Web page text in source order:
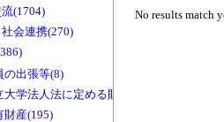
(1704)
会連携(270)
の出張等(8)
大学法人法に定める財務諸表等(3)
財産(195)
No results match